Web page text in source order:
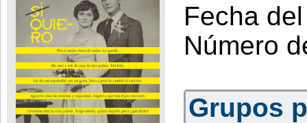
Fecha
Número
Grupos